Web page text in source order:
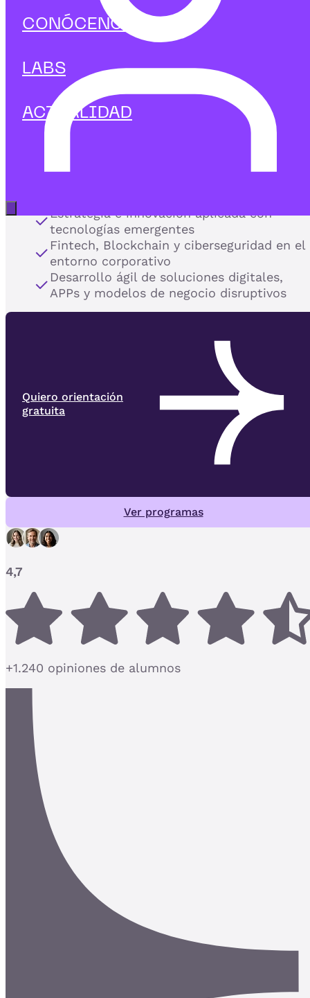
CONÓCENOS
LABS
ACTUALIDAD
la innovación tecnológica
estrategia de negocio.
En IEBS te formamos para liderar el impacto de la
tecnología en las organizaciones, dominando las
herramientas y disciplinas técnicas que impulsan la
competitividad digital.
avanzadas para responder a los grandes retos del
Estrategia e innovación aplicada con
tecnologías emergentes
Fintech, Blockchain y ciberseguridad en el
entorno corporativo
Desarrollo ágil de soluciones digitales,
APPs y modelos de negocio disruptivos
Quiero orientación
gratuita
Ver programas
4,7
+1.240 opiniones de alumnos